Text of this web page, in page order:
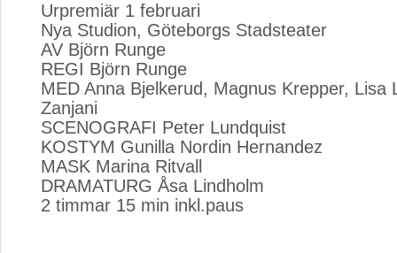
Urpremiär 1 februari
Nya Studion, Göteborgs Stadsteater
AV Björn Runge
REGI Björn Runge
MED Anna Bjelkerud, Magnus Krepper, Lisa
Zanjani
SCENOGRAFI Peter Lundquist
KOSTYM Gunilla Nordin Hernandez
MASK Marina Ritvall
DRAMATURG Åsa Lindholm
2 timmar 15 min inkl.paus